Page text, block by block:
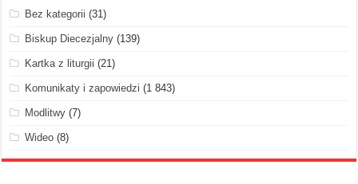
Bez kategorii (31)
Biskup Diecezjalny (139)
Kartka z liturgii (21)
Komunikaty i zapowiedzi (1 843)
Modlitwy (7)
Wideo (8)